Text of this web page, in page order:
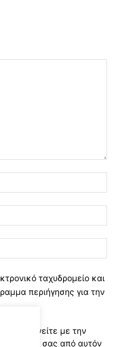
ταχυδρομείο και
περιήγησης για την
συμφωνείτε με την
σας από αυτόν